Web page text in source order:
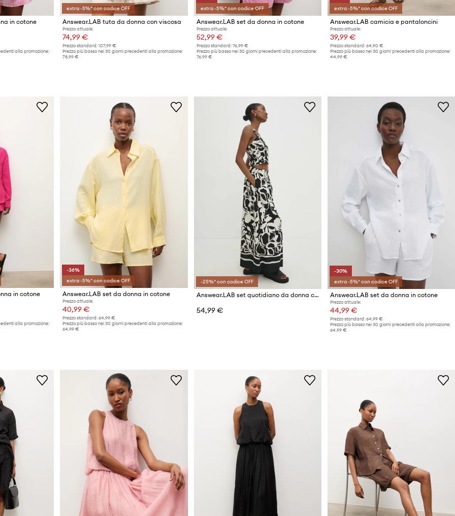
in cotone
alla promozione:
extra -5%* con codice OFF
Answear.LAB tuta da donna con viscosa
Prezzo attuale:
74,99 €
Prezzo standard: 107,99 €
Prezzo più basso nei 30 giorni precedenti alla promozione:
78,99 €
extra -5%* con codice OFF
Answear.LAB set da donna in cotone
Prezzo attuale:
52,99 €
Prezzo standard: 76,99 €
Prezzo più basso nei 30 giorni precedenti alla promozione:
76,99 €
extra -5%* con codice OFF
Answear.LAB camicia e pantaloncini
Prezzo attuale:
39,99 €
Prezzo standard: 64,90 €
Prezzo più basso nei 30 giorni precedenti alla promozione:
44,99 €
in cotone
alla promozione:
-36%
extra -5%* con codice OFF
Answear.LAB set da donna in cotone
Prezzo attuale:
40,99 €
Prezzo standard: 64,99 €
Prezzo più basso nei 30 giorni precedenti alla promozione:
64,99 €
-25%* con codice OFF
Answear.LAB set quotidiano da donna con viscosa
54,99 €
-30%
extra -5%* con codice OFF
Answear.LAB set da donna in cotone
Prezzo attuale:
44,99 €
Prezzo standard: 64,99 €
Prezzo più basso nei 30 giorni precedenti alla promozione:
64,99 €